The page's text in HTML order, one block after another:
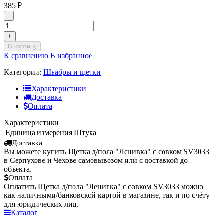
385 ₽
-
+
В корзину
К сравнению В избранное
Категории: Швабры и щетки
Характеристики
Доставка
Оплата
Характеристики
Единица измерения Штука
Доставка
Вы можете купить Щетка д/пола "Ленивка" с совком SV3033
в Серпухове и Чехове самовывозом или с доставкой до
объекта.
Оплата
Оплатить Щетка д/пола "Ленивка" с совком SV3033 можно
как наличными/банковской картой в магазине, так и по счёту
для юридических лиц.
Каталог